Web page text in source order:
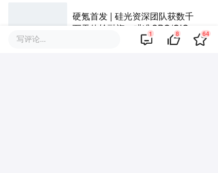
硬氪首发 | 硅光资深团队获数千
万天使轮融资，瞄准CPO/OIO下
一代光互连解决方案
写评论... 1 8 64